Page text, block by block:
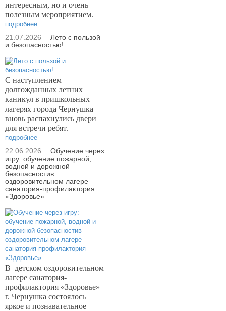
интересным, но и очень
полезным мероприятием.
подробнее
21.07.2026
Лето с пользой
и безопасностью!
С наступлением
долгожданных летних
каникул в пришкольных
лагерях города Чернушка
вновь распахнулись двери
для встречи ребят.
подробнее
22.06.2026
Обучение через
игру: обучение пожарной,
водной и дорожной
безопасностив
оздоровительном лагере
санатория-профилактория
«Здоровье»
В детском оздоровительном
лагере санатория-
профилактория «Здоровье»
г. Чернушка состоялось
яркое и познавательное